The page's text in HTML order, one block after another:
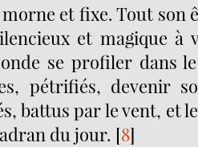
morne et fixe. Tout son
et magique à
se profiler dans
pétrifiés, devenir
battus par le vent, et
du jour. [8]